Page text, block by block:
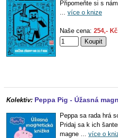
Připomeňte si s
... více o knize
Naše cena: 254,- Kč
Kolektiv: Peppa Pig - Úžasná
Peppa sa rada hrá
Pridaj sa k ich
magne ... více o